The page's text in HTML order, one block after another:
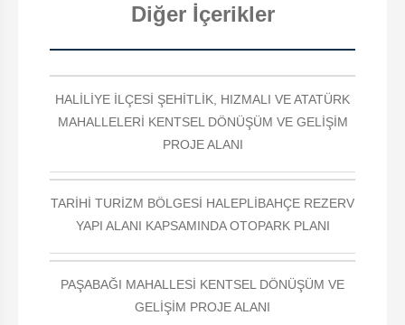
Diğer İçerikler
HALİLİYE İLÇESİ ŞEHİTLİK, HIZMALI VE ATATÜRK
MAHALLELERİ KENTSEL DÖNÜŞÜM VE GELİŞİM
PROJE ALANI
TARİHİ TURİZM BÖLGESİ HALEPLİBAHÇE REZERV
YAPI ALANI KAPSAMINDA OTOPARK PLANI
PAŞABAĞI MAHALLESİ KENTSEL DÖNÜŞÜM VE
GELİŞİM PROJE ALANI